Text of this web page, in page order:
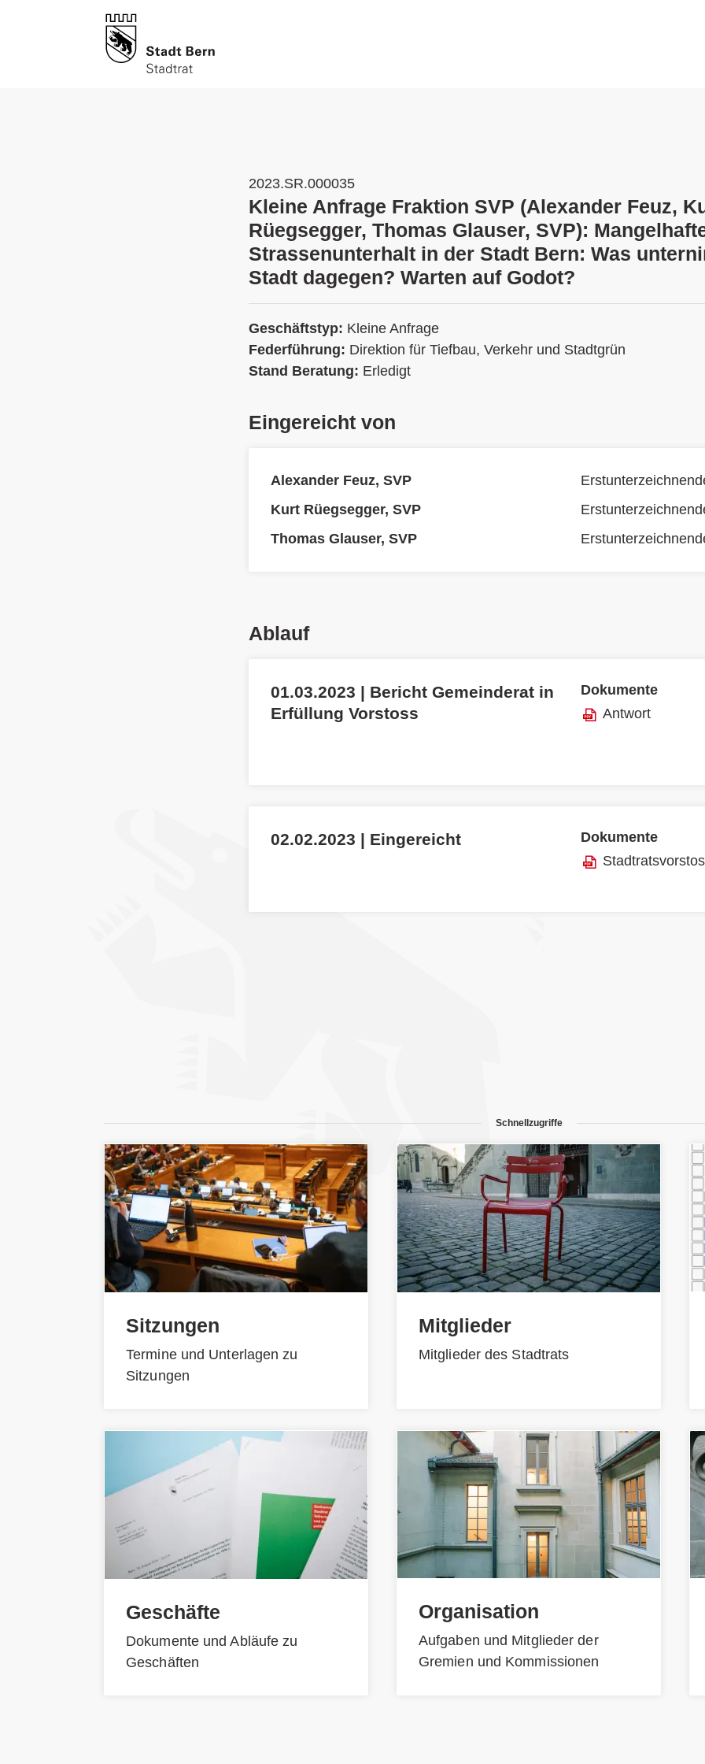
2023.SR.000035
Kleine Anfrage Fraktion SVP (Alexander Feuz,
Rüegsegger, Thomas Glauser, SVP):
Strassenunterhalt in der Stadt Bern: Was
Stadt dagegen? Warten auf Godot?
Geschäftstyp: Kleine Anfrage
Federführung: Direktion für Tiefbau, Verkehr und Stadtgrün
Stand Beratung: Erledigt
Eingereicht von
Alexander Feuz, SVP
Kurt Rüegsegger, SVP
Thomas Glauser, SVP
Ablauf
01.03.2023 | Bericht Gemeinderat in
Erfüllung Vorstoss
Dokumente
Antwort
02.02.2023 | Eingereicht
Dokumente
Schnellzugriffe
Sitzungen
Termine und Unterlagen zu
Sitzungen
Geschäfte
Dokumente und Abläufe zu
Geschäften
Mitglieder
Mitglieder des Stadtrats
Organisation
Aufgaben und Mitglieder der
Gremien und Kommissionen